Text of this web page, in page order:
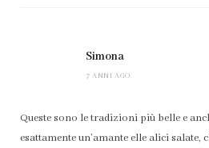
Simona
7 ANNI AGO
Queste sono le tradizioni più belle e
esattamente un’amante elle alici